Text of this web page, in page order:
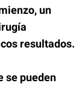
un
resultados.
se pueden